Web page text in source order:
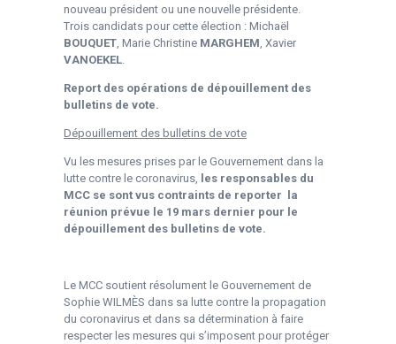
nouveau président ou une nouvelle présidente.
Trois candidats pour cette élection : Michaël
BOUQUET , Marie Christine MARGHEM , Xavier
VANOEKEL
Report des opérations de dépouillement des
bulletins de vote.
Dépouillement des bulletins de vote
Vu les mesures prises par le Gouvernement dans la
lutte contre le coronavirus, les responsables du
MCC se sont vus contraints de reporter la
réunion prévue le 19 mars dernier pour le
dépouillement des bulletins de vote.
Le MCC soutient résolument le Gouvernement de
Sophie WILMÈS dans sa lutte contre la propagation
du coronavirus et dans sa détermination à faire
respecter les mesures qui s’imposent pour protéger